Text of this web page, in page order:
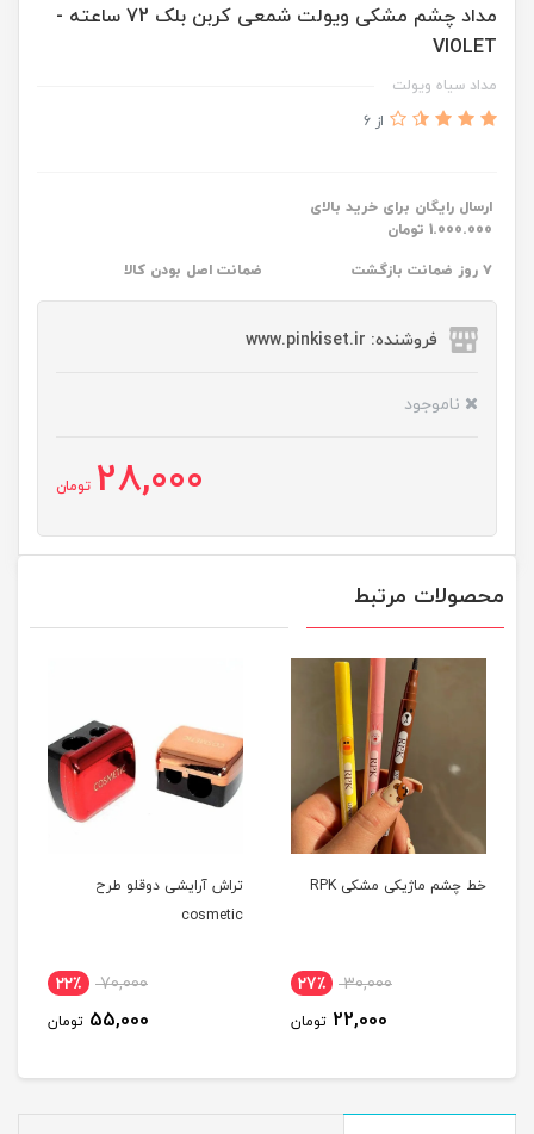
مداد چشم مشکی ویولت شمعی کربن بلک 72 ساعته -
VIOLET
مداد سیاه ویولت
از 6
ارسال رایگان برای خرید بالای
1.000.000 تومان
۷ روز ضمانت بازگشت ضمانت اصل بودن کالا
فروشنده: www.pinkiset.ir
ناموجود
28,000 تومان
محصولات مرتبط
خط چشم ماژیکی مشکی RPK
30,000 27٪
22,000 تومان
تراش آرایشی دوقلو طرح
cosmetic
70,000 22٪
55,000 تومان